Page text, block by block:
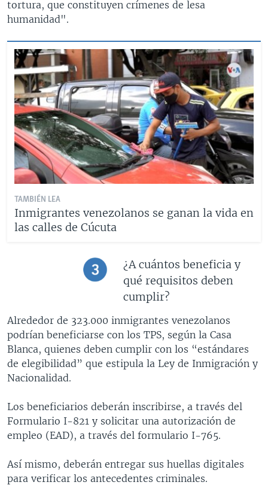
tortura, que constituyen crímenes de lesa
humanidad".
TAMBIÉN LEA
Inmigrantes venezolanos se ganan la vida en
las calles de Cúcuta
¿A cuántos beneficia y
qué requisitos deben
cumplir?
Alrededor de 323.000 inmigrantes venezolanos
podrían beneficiarse con los TPS, según la Casa
Blanca, quienes deben cumplir con los “estándares
de elegibilidad” que estipula la Ley de Inmigración y
Nacionalidad.
Los beneficiarios deberán inscribirse, a través del
Formulario I-821 y solicitar una autorización de
empleo (EAD), a través del formulario I-765.
Así mismo, deberán entregar sus huellas digitales
para verificar los antecedentes criminales.